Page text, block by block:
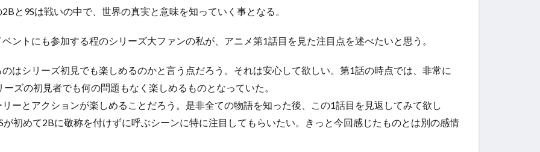
と9Sは戦いの中で、世界の真実と意味を知っていく事となる。
ントにも参加する程のシリーズ大ファンの私が、アニメ第1話目を見た注目点を述べたいと思う。
はシリーズ初見でも楽しめるのかと言う点だろう。それは安心して欲しい。第1話の時点では、非常に
ズの初見者でも何の問題もなく楽しめるものとなっていた。
ーとアクションが楽しめることだろう。是非全ての物語を知った後、この1話目を見返してみて欲し
初めて2Bに敬称を付けずに呼ぶシーンに特に注目してもらいたい。きっと今回感じたものとは別の感情